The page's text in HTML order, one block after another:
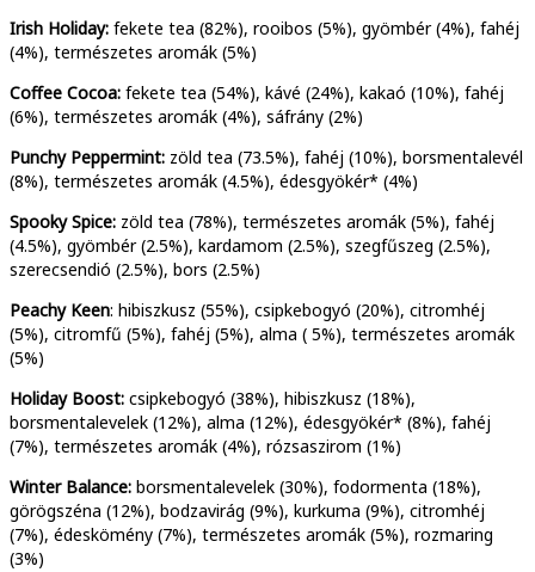
Irish Holiday: fekete tea (82%), rooibos (5%), gyömbér (4%), fahéj
(4%), természetes aromák (5%)
Coffee Cocoa: fekete tea (54%), kávé (24%), kakaó (10%), fahéj
(6%), természetes aromák (4%), sáfrány (2%)
Punchy Peppermint: zöld tea (73.5%), fahéj (10%), borsmentalevél
(8%), természetes aromák (4.5%), édesgyökér* (4%)
Spooky Spice: zöld tea (78%), természetes aromák (5%), fahéj
(4.5%), gyömbér (2.5%), kardamom (2.5%), szegfűszeg (2.5%),
szerecsendió (2.5%), bors (2.5%)
Peachy Keen: hibiszkusz (55%), csipkebogyó (20%), citromhéj
(5%), citromfű (5%), fahéj (5%), alma ( 5%), természetes aromák
(5%)
Holiday Boost: csipkebogyó (38%), hibiszkusz (18%),
borsmentalevelek (12%), alma (12%), édesgyökér* (8%), fahéj
(7%), természetes aromák (4%), rózsaszirom (1%)
Winter Balance: borsmentalevelek (30%), fodormenta (18%),
görögszéna (12%), bodzavirág (9%), kurkuma (9%), citromhéj
(7%), édeskömény (7%), természetes aromák (5%), rozmaring
(3%)